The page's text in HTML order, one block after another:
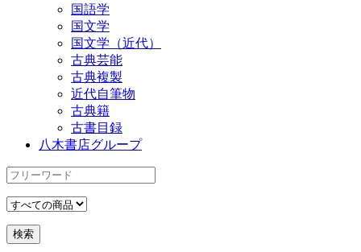
国語学
国文学
国文学（近代）
古典芸能
古典複製
近代自筆物
古典籍
古書目録
八木書店グループ